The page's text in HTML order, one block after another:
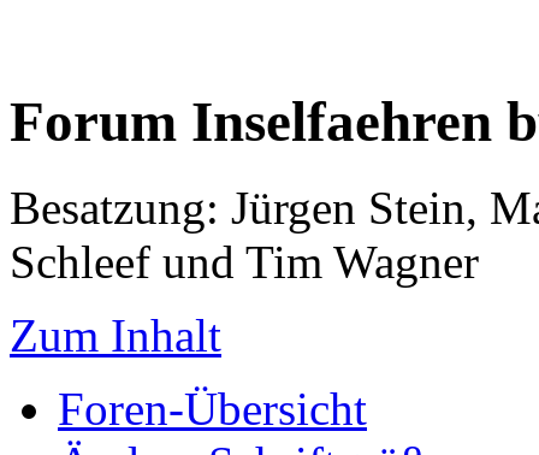
Forum Inselfaehren
Besatzung: Jürgen Stein,
Schleef und Tim Wagner
Zum Inhalt
Foren-Übersicht